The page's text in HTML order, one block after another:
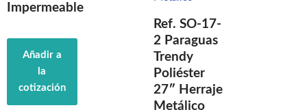
Impermeable
Añadir a
la
cotización
Ref. SO-17-
2 Paraguas
Trendy
Poliéster
27″ Herraje
Metálico